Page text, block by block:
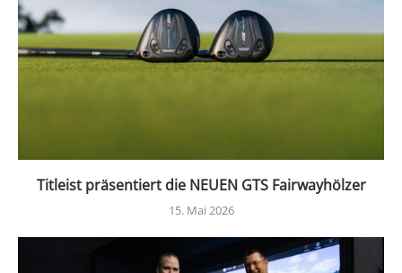
Titleist präsentiert die NEUEN GTS Fairwayhölzer
15. Mai 2026